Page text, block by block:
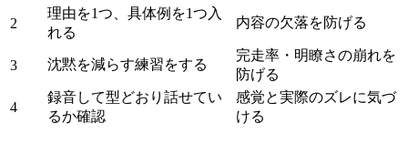
2
理由を1つ、具体例を1つ入
れる
内容の欠落を防げる
3 沈黙を減らす練習をする
完走率・明瞭さの崩れを
防げる
4
録音して型どおり話せてい
るか確認
感覚と実際のズレに気づ
ける